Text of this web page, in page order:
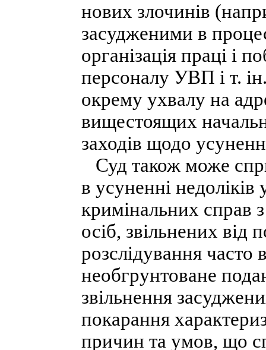
нових злочинів
засудженими в
організація праці і
персоналу УВП і т.
окрему ухвалу на
вищестоящих
заходів щодо
Суд також може
в усуненні недоліків
кримінальних справ
осіб, звільнених від
розслідування часто
необгрунтоване
звільнення
покарання
причин та умов, що